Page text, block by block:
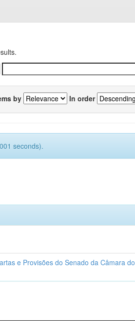
by In order
seconds).
e Provisões do Senado da Câmara do